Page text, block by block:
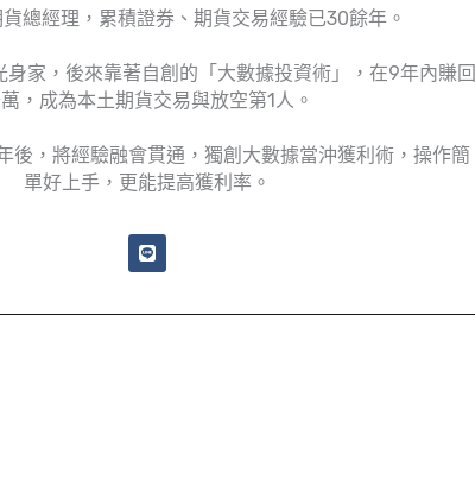
總經理，累積證券、期貨交易經驗已30餘年。
身家，後來靠著自創的「大數據投資術」，在9年內賺回
，成為本土期貨交易與放空第1人。
後，將經驗融會貫通，獨創大數據當沖獲利術，操作簡
單好上手，更能提高獲利率。
L
i